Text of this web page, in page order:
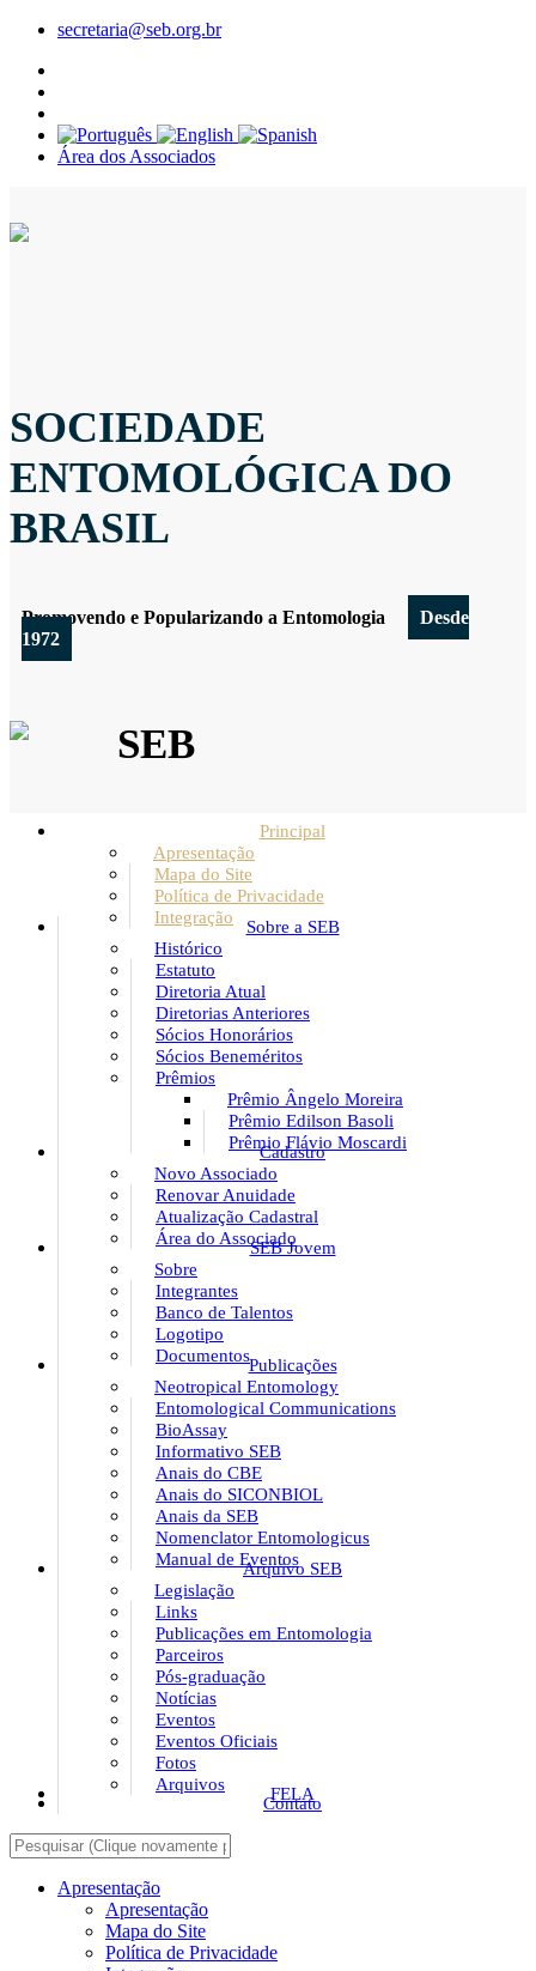
secretaria@seb.org.br
Área dos Associados
SOCIEDADE
ENTOMOLÓGICA DO
BRASIL
Promovendo e Popularizando a Entomologia
Desde
1972
SEB
Principal
Apresentação
Mapa do Site
Política de Privacidade
Integração
Sobre a SEB
Histórico
Estatuto
Diretoria Atual
Diretorias Anteriores
Sócios Honorários
Sócios Beneméritos
Prêmios
Prêmio Ângelo Moreira
Prêmio Edilson Basoli
Prêmio Flávio Moscardi
Cadastro
Novo Associado
Renovar Anuidade
Atualização Cadastral
Área do Associado
SEB Jovem
Sobre
Integrantes
Banco de Talentos
Logotipo
DocumentosPublicações
Neotropical Entomology
Entomological Communications
BioAssay
Informativo SEB
Anais do CBE
Anais do SICONBIOL
Anais da SEB
Nomenclator Entomologicus
Manual de Eventos
Arquivo SEB
Legislação
Links
Publicações em Entomologia
Parceiros
Pós-graduação
Notícias
Eventos
Eventos Oficiais
Fotos
Arquivos
FELA
Contato
Apresentação
Apresentação
Mapa do Site
Política de Privacidade